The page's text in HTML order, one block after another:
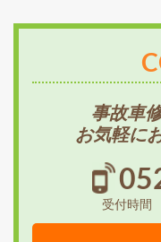
事故車
お気軽に
受付時間